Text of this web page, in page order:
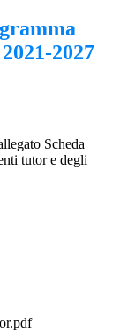
2027
Scheda
tutor e degli